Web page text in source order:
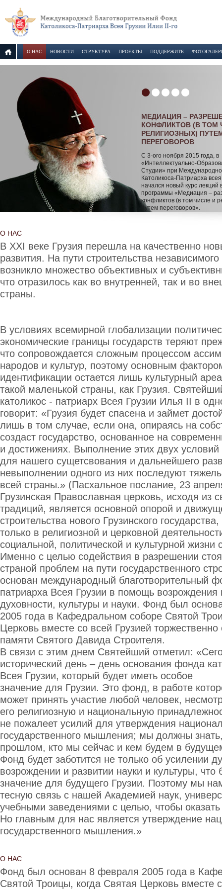
О НАС НОВОСТИ СТРУКТУРА ПРОЕКТЫ ПОДДЕРЖИТЕ
МЕДИАЦИЯ –
КОНФЛИКТОВ (В ТОМ
РЕЛИГИОЗНЫХ)
ПЕРЕГОВОРОВ
С 3-ого ноября 2015 года, в
«Интеллектуально-
Студии» при
Католикоса-Патриарха
начался новый курс лекций
программы «Медиация –
конфликтов (в том числе и
путем переговоров».
О НАС
В XXI веке Грузия перешла на качественно
развития. На пути строительства независимого
возникло множество объективных и
что отразилось как во внутренней, так и во
страны.
В условиях всемирной глобализации
экономические границы государств теряют
что сопровождается сложным процессом
народов и культур, поэтому основным
идентификации остается лишь культурный
такой маленькой страны, как Грузия.
католикос - патриарх Всея Грузии Илья II в
говорит: «Грузия будет спасена и займет
лишь в том случае, если она, опираясь на
создаст государство, основанное на
и достижениях. Выполнение этих двух
для нашего сущетсвования и дальнейшего
невыполнении одного из них последуют
всей страны.» (Пасхальное послание, 23
Грузинская Православная церковь, исходя из
традиций, является основной опорой и
строительства нового Грузинского
только в религиозной и церковной
социальной, политической и культурной жизни
Именно с целью содействия в разрешении
страной проблем на пути государственного
основан международный благотворительный
патриарха Всея Грузии в помощь возрождения
духовности, культуры и науки. Фонд был
2005 года в Кафедральном соборе Святой
Церковь вместе со всей Грузией
памяти Святого Давида Строителя.
В связи с этим днем Святейший отметил:
исторический день – день основания фонда
Всея Грузии, который будет иметь особое
значение для Грузии. Это фонд, в работе
может принять участие любой человек,
его религиозную и национальную
не пожалеет усилий для утверждения
государственного мышления; мы должны
прошлом, кто мы сейчас и кем будем в
Фонд будет заботится не только об усилении
возрождении и развитии науки и культуры,
значение для будущего Грузии. Поэтому мы
тесную связь с нашей Академией наук,
учебными заведениями с целью, чтобы
Но главным для нас является утверждение
государственного мышления.»
О НАС
Фонд был основан 8 февраля 2005 года в
Святой Троицы, когда Святая Церковь вместе